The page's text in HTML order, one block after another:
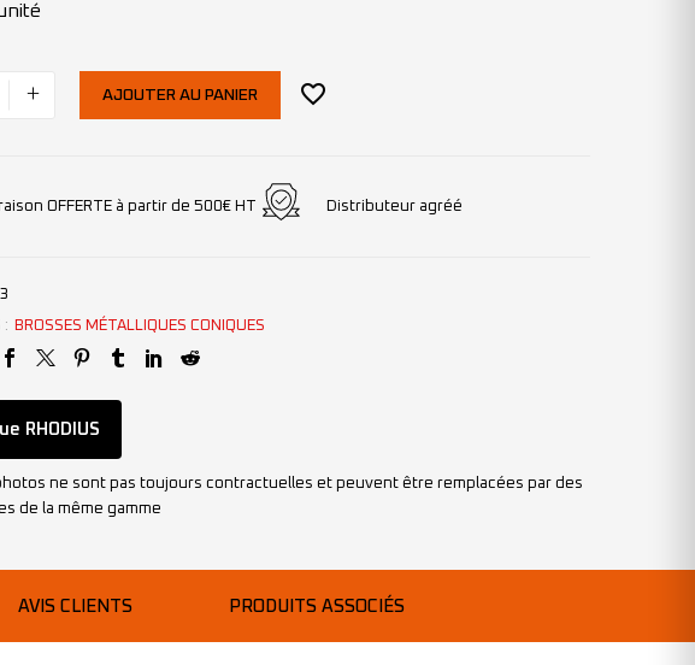
+ AJOUTER AU PANIER
OFFERTE à partir de 500€ HT Distributeur agréé
:
BROSSES MÉTALLIQUES CONIQUES
RHODIUS
ne sont pas toujours contractuelles et peuvent être remplacées par des
de la même gamme
AVIS CLIENTS PRODUITS ASSOCIÉS